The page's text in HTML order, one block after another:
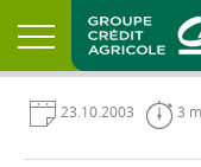
23.10.2003 3